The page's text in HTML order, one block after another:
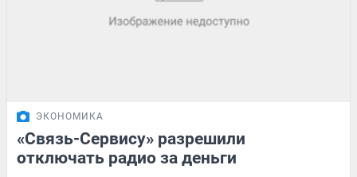
ЭКОНОМИКА
«Связь-Сервису» разрешили
отключать радио за деньги